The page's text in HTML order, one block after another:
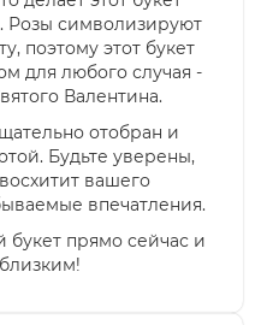
Розы символизируют
поэтому этот букет
для любого случая -
Валентина.
отобран и
Будьте уверены,
вашего
впечатления.
букет прямо сейчас и